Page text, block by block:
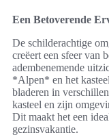
Een Betoverende
De schilderachtige
creëert een sfeer van
adembenemende
*Alpen* en het
bladeren in
kasteel en zijn
Dit maakt het een
gezinsvakantie.